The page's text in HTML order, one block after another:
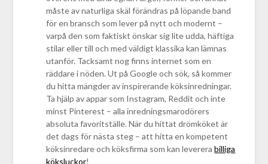
måste av naturliga skäl förändras på löpande band
för en bransch som lever på nytt och modernt –
varpå den som faktiskt önskar sig lite udda, häftiga
stilar eller till och med väldigt klassika kan lämnas
utanför. Tacksamt nog finns internet som en
räddare i nöden. Ut på Google och sök, så kommer
du hitta mängder av inspirerande köksinredningar.
Ta hjälp av appar som Instagram, Reddit och inte
minst Pinterest – alla inredningsmarodörers
absoluta favoritställe. När du hittat drömköket är
det dags för nästa steg – att hitta en kompetent
köksinredare och köksfirma som kan levererabilliga
köksluckor!